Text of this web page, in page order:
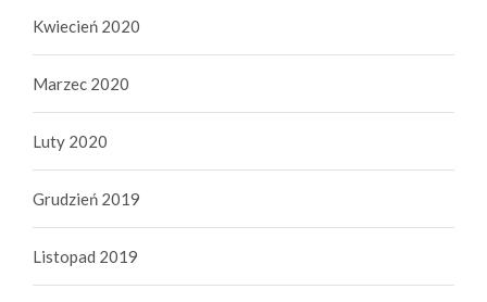
Kwiecień 2020
Marzec 2020
Luty 2020
Grudzień 2019
Listopad 2019